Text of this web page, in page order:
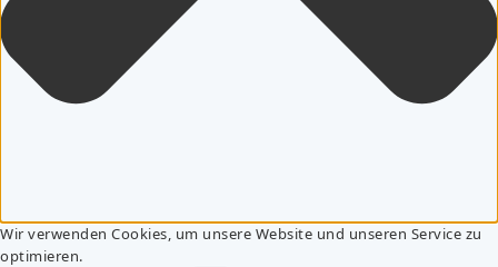
Wir verwenden Cookies, um unsere Website und unseren Service zu
optimieren.